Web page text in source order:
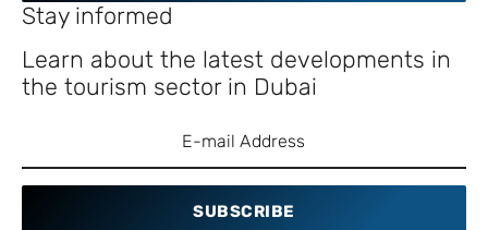
Stay informed
Learn about the latest developments in
the tourism sector in Dubai
SUBSCRIBE